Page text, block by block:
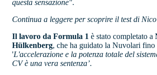
questa sensazione".
Continua a leggere per scoprire il test di
Il lavoro da Formula 1 è stato completato a
Hülkenberg, che ha guidato la Nuvolari fino
'L'accelerazione e la potenza totale del
CV è una vera sentenza’.